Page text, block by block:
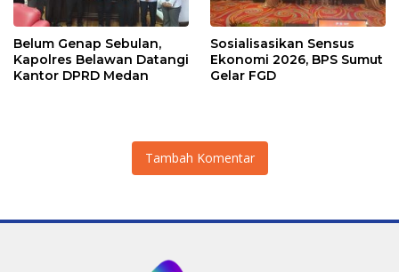
Belum Genap Sebulan,
Kapolres Belawan Datangi
Kantor DPRD Medan
Sosialisasikan Sensus
Ekonomi 2026, BPS Sumut
Gelar FGD
Tambah Komentar